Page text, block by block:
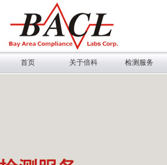
首页 关于倍科 检测服务